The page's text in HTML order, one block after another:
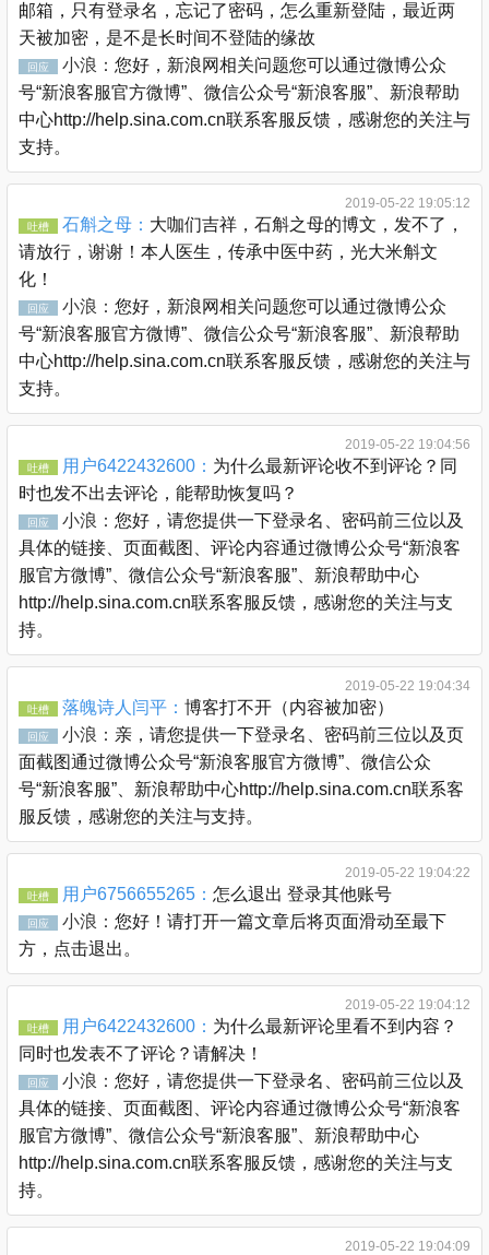
邮箱，只有登录名，忘记了密码，怎么重新登陆，最近两
天被加密，是不是长时间不登陆的缘故
回应 小浪： 您好，新浪网相关问题您可以通过微博公众
号“新浪客服官方微博”、微信公众号“新浪客服”、新浪帮助
中心http://help.sina.com.cn联系客服反馈，感谢您的关注与
支持。
2019-05-22 19:05:12
吐槽 石斛之母： 大咖们吉祥，石斛之母的博文，发不了，
请放行，谢谢！本人医生，传承中医中药，光大米斛文
化！
回应 小浪： 您好，新浪网相关问题您可以通过微博公众
号“新浪客服官方微博”、微信公众号“新浪客服”、新浪帮助
中心http://help.sina.com.cn联系客服反馈，感谢您的关注与
支持。
2019-05-22 19:04:56
吐槽 用户6422432600： 为什么最新评论收不到评论？同
时也发不出去评论，能帮助恢复吗？
回应 小浪： 您好，请您提供一下登录名、密码前三位以及
具体的链接、页面截图、评论内容通过微博公众号“新浪客
服官方微博”、微信公众号“新浪客服”、新浪帮助中心
http://help.sina.com.cn联系客服反馈，感谢您的关注与支
持。
2019-05-22 19:04:34
吐槽 落魄诗人闫平： 博客打不开（内容被加密）
回应 小浪： 亲，请您提供一下登录名、密码前三位以及页
面截图通过微博公众号“新浪客服官方微博”、微信公众
号“新浪客服”、新浪帮助中心http://help.sina.com.cn联系客
服反馈，感谢您的关注与支持。
2019-05-22 19:04:22
吐槽 用户6756655265： 怎么退出 登录其他账号
回应 小浪： 您好！请打开一篇文章后将页面滑动至最下
方，点击退出。
2019-05-22 19:04:12
吐槽 用户6422432600： 为什么最新评论里看不到内容？
同时也发表不了评论？请解决！
回应 小浪： 您好，请您提供一下登录名、密码前三位以及
具体的链接、页面截图、评论内容通过微博公众号“新浪客
服官方微博”、微信公众号“新浪客服”、新浪帮助中心
http://help.sina.com.cn联系客服反馈，感谢您的关注与支
持。
2019-05-22 19:04:09